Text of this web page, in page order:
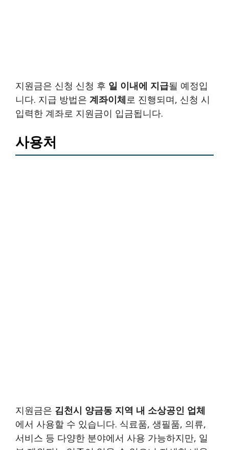
지원금은 신청 신청 후 일 이내에 지급될 예정입
니다. 지급 방법은 계좌이체로 진행되며, 신청 시
입력한 계좌로 지원금이 입금됩니다.
사용처
지원금은 김천시 양금동 지역 내 소상공인 업체
에서 사용할 수 있습니다. 식료품, 생필품, 의류,
서비스 등 다양한 분야에서 사용 가능하지만, 일